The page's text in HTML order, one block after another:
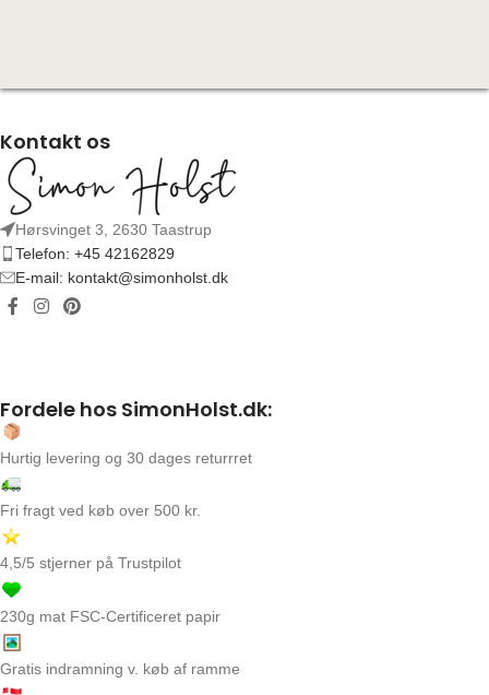
Kontakt os
Hørsvinget 3, 2630 Taastrup
Telefon: +45 42162829
E-mail: kontakt@simonholst.dk
Fordele hos SimonHolst.dk:
Hurtig levering og 30 dages returrret
Fri fragt ved køb over 500 kr.
4,5/5 stjerner på Trustpilot
230g mat FSC-Certificeret papir
Gratis indramning v. køb af ramme